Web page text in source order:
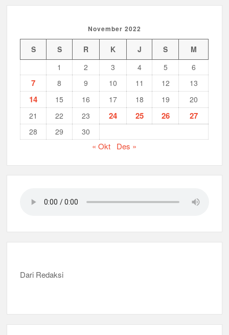
November 2022
S S R K J S
M
1
2 3 4 5 6
7 8 9 10 11 12 13
14 15 16 17 18 19
20
21
22 23 24 25 26 27
28 29 30
« Okt Des »
Dari Redaksi